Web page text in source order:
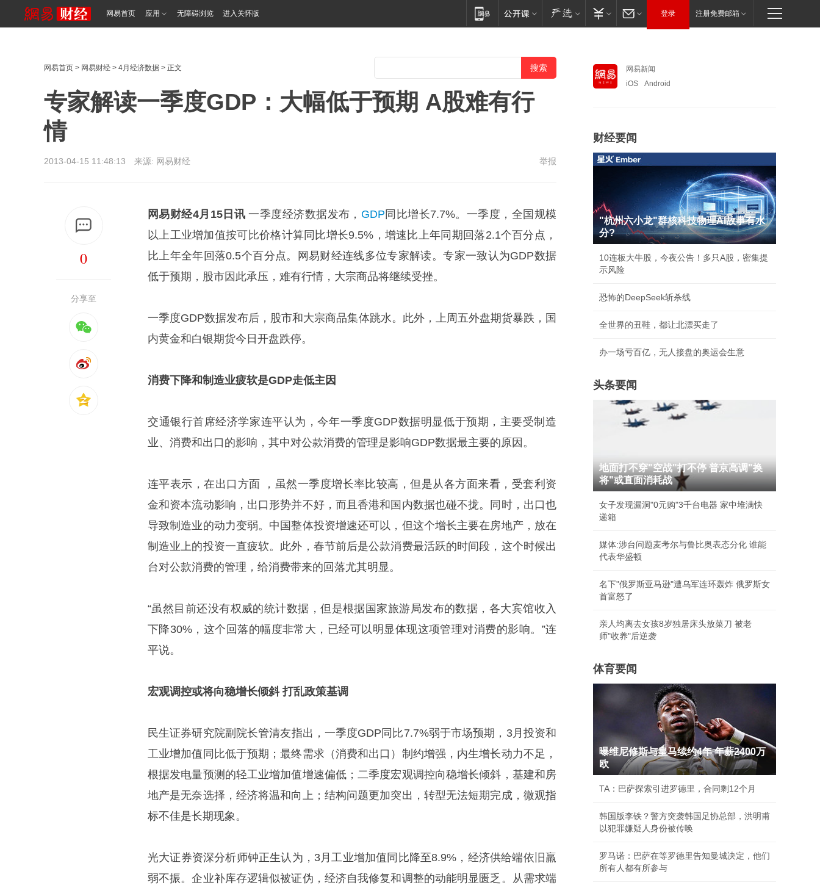
网易首页 应用 无障碍浏览 进入关怀版 登录 注册免费邮箱
网易首页 > 网易财经 > 4月经济数据 > 正文
专家解读一季度GDP：大幅低于预期 A股难有行
情
2013-04-15 11:48:13 来源: 网易财经 举报
0
分享至
网易财经4月15日讯一季度经济数据发布， GDP 同比增长7.7%。一季度，全国规模
以上工业增加值按可比价格计算同比增长9.5%，增速比上年同期回落2.1个百分点，
比上年全年回落0.5个百分点。网易财经连线多位专家解读。专家一致认为GDP数据
低于预期，股市因此承压，难有行情，大宗商品将继续受挫。
一季度GDP数据发布后，股市和大宗商品集体跳水。此外，上周五外盘期货暴跌，国
内黄金和白银期货今日开盘跌停。
消费下降和制造业疲软是GDP走低主因
交通银行首席经济学家连平认为，今年一季度GDP数据明显低于预期，主要受制造
业、消费和出口的影响，其中对公款消费的管理是影响GDP数据最主要的原因。
连平表示，在出口方面 ，虽然一季度增长率比较高，但是从各方面来看，受套利资
金和资本流动影响，出口形势并不好，而且香港和国内数据也碰不拢。同时，出口也
导致制造业的动力变弱。中国整体投资增速还可以，但这个增长主要在房地产，放在
制造业上的投资一直疲软。此外，春节前后是公款消费最活跃的时间段，这个时候出
台对公款消费的管理，给消费带来的回落尤其明显。
“虽然目前还没有权威的统计数据，但是根据国家旅游局发布的数据，各大宾馆收入
下降30%，这个回落的幅度非常大，已经可以明显体现这项管理对消费的影响。”连
平说。
宏观调控或将向稳增长倾斜 打乱政策基调
民生证券研究院副院长管清友指出，一季度GDP同比7.7%弱于市场预期，3月投资和
工业增加值同比低于预期；最终需求（消费和出口）制约增强，内生增长动力不足，
根据发电量预测的轻工业增加值增速偏低；二季度宏观调控向稳增长倾斜，基建和房
地产是无奈选择，经济将温和向上；结构问题更加突出，转型无法短期完成，微观指
标不佳是长期现象。
光大证券资深分析师钟正生认为，3月工业增加值同比降至8.9%，经济供给端依旧羸
弱不振。企业补库存逻辑似被证伪，经济自我修复和调整的动能明显匮乏。从需求端
网易新闻
iOS
Android
财经要闻
"杭州六小龙"群核科技物理AI故事有水
分?
10连板大牛股，今夜公告！多只A股，密集提
示风险
恐怖的DeepSeek斩杀线
全世界的丑鞋，都让北漂买走了
办一场亏百亿，无人接盘的奥运会生意
头条要闻
地面打不穿"空战"打不停 普京高调"换
将"或直面消耗战
女子发现漏洞"0元购"3千台电器 家中堆满快
递箱
媒体:涉台问题麦考尔与鲁比奥表态分化 谁能
代表华盛顿
名下"俄罗斯亚马逊"遭乌军连环轰炸 俄罗斯女
首富怒了
亲人均离去女孩8岁独居床头放菜刀 被老
师"收养"后逆袭
体育要闻
曝维尼修斯与皇马续约4年 年薪2400万
欧
TA：巴萨探索引进罗德里，合同剩12个月
韩国版李铁？警方突袭韩国足协总部，洪明甫
以犯罪嫌疑人身份被传唤
罗马诺：巴萨在等罗德里告知曼城决定，他们
所有人都有所参与